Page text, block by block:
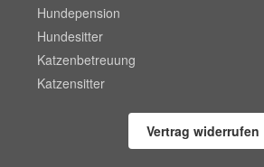
Hundepension
Hundesitter
Katzenbetreuung
Katzensitter
Vertrag widerrufen